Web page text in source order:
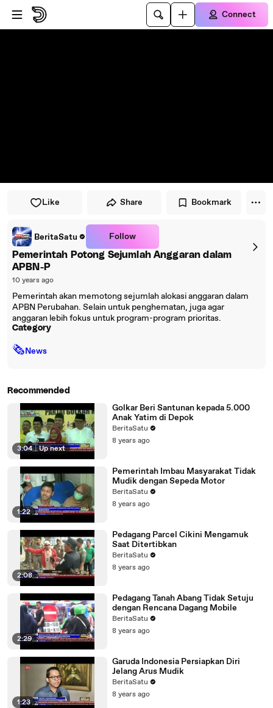
Skip to player
Skip to main content
Connect
Like Share Bookmark
BeritaSatu Follow
Pemerintah Potong Sejumlah Anggaran dalam
APBN-P
10 years ago
Pemerintah akan memotong sejumlah alokasi anggaran dalam
APBN Perubahan. Selain untuk penghematan, juga agar
anggaran lebih fokus untuk program-program prioritas.
Category
🗞News
Recommended
3:04 | Up next
Golkar Beri Santunan kepada 5.000
Anak Yatim di Depok
BeritaSatu
8 years ago
1:22
Pemerintah Imbau Masyarakat Tidak
Mudik dengan Sepeda Motor
BeritaSatu
8 years ago
2:08
Pedagang Parcel Cikini Mengamuk
Saat Ditertibkan
BeritaSatu
8 years ago
2:29
Pedagang Tanah Abang Tidak Setuju
dengan Rencana Dagang Mobile
BeritaSatu
8 years ago
1:23
Garuda Indonesia Persiapkan Diri
Jelang Arus Mudik
BeritaSatu
8 years ago